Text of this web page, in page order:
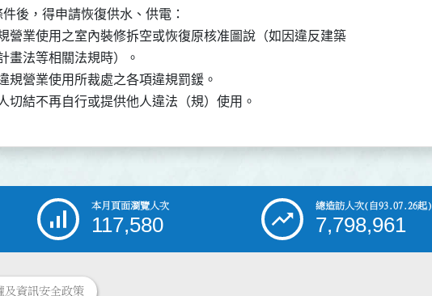
件後，得申請恢復供水、供電：
用之室內裝修拆空或恢復原核准圖說（如因違反建築
計畫法等相關法規時）。
業使用所裁處之各項違規罰鍰。
不再自行或提供他人違法（規）使用。
本月頁面瀏覽人次
117,580
總造訪人次(自93.07.26起)
7,798,961
及資訊安全政策